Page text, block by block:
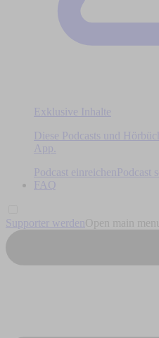
Exklusive Inhalte
Diese Podcasts und
App.
Podcast einreichen
Podcast
FAQ
Supporter werden Open main menu